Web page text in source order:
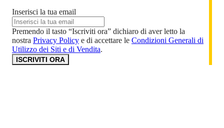
Inserisci la tua email
Premendo il tasto “Iscriviti ora” dichiaro di aver letto la
nostra Privacy Policy e di accettare le Condizioni Generali di
Utilizzo dei Siti e di Vendita.
ISCRIVITI ORA